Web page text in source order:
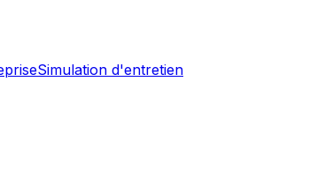
Simulation d'entretien